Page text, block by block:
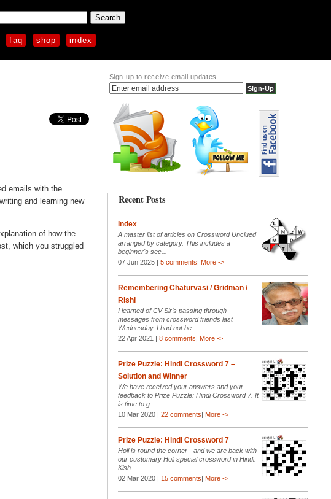
faq shop index
emails with the
and learning new
of how the
which you struggled
Sign-up to receive email updates
Recent Posts
Index
A master list of articles on Crossword Unclued
arranged by category. This includes a
beginner's sec...
07 Jun 2025 | 5 comments| More ->
Remembering Chaturvasi / Gridman /
Rishi
I learned of CV Sir’s passing through
messages from crossword friends last
Wednesday. I had not be...
22 Apr 2021 | 8 comments| More ->
Prize Puzzle: Hindi Crossword 7 –
Solution and Winner
We have received your answers and your
feedback to Prize Puzzle: Hindi Crossword 7. It
is time to g...
10 Mar 2020 | 22 comments| More ->
Prize Puzzle: Hindi Crossword 7
Holi is round the corner - and we are back with
our customary Holi special crossword in Hindi.
Kish...
02 Mar 2020 | 15 comments| More ->